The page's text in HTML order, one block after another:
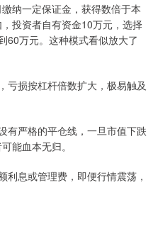
纳一定保证金，获得数倍于本
投资者自有资金10万元，选择
60万元。这种模式看似放大了
亏损按杠杆倍数扩大，极易触及
有严格的平仓线，一旦市值下跌
能血本无归。
利息或管理费，即便行情震荡，